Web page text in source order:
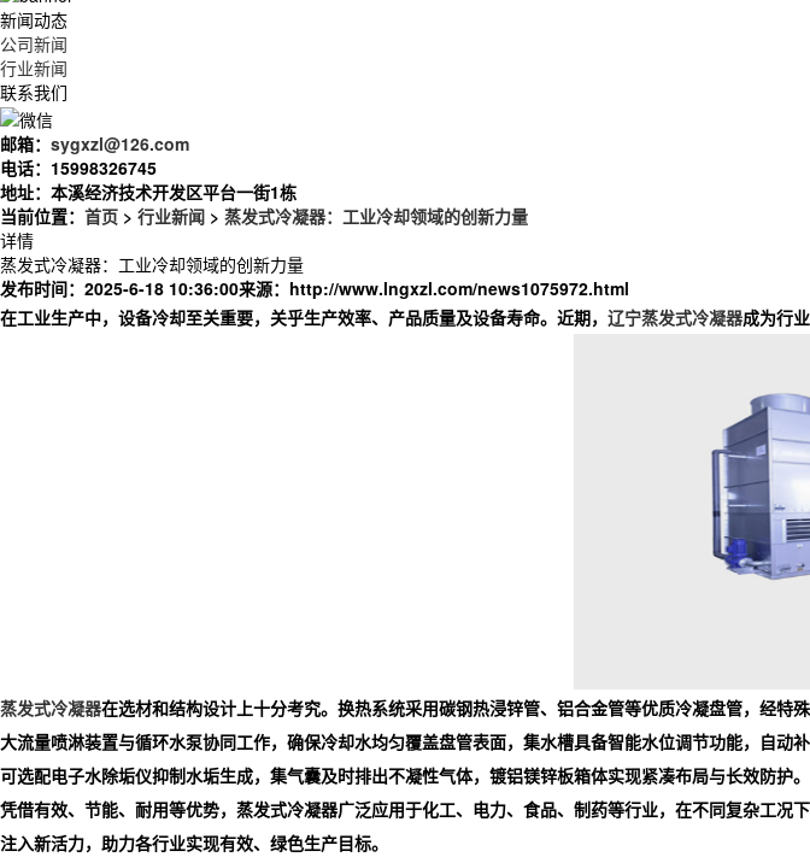
新闻动态
公司新闻
行业新闻
联系我们
邮箱： sygxzl@126.com
电话： 15998326745
地址： 本溪经济技术开发区平台一街1栋
当前位置： 首页 > 行业新闻 > 蒸发式冷凝器：工业冷却领域的创新力量
详情
蒸发式冷凝器：工业冷却领域的创新力量
发布时间：2025-6-18 10:36:00来源： http://www.lngxzl.com/news1075972.html
在工业生产中，设备冷却至关重要，关乎生产效率、产品质量及设备寿命。近期， 辽宁蒸发式冷凝器成为行
蒸发式冷凝器在选材和结构设计上十分考究。换热系统采用碳钢热浸锌管、铝合金管等优质冷凝盘管，经特
大流量喷淋装置与循环水泵协同工作，确保冷却水均匀覆盖盘管表面，集水槽具备智能水位调节功能，自动
可选配电子水除垢仪抑制水垢生成，集气囊及时排出不凝性气体，镀铝镁锌板箱体实现紧凑布局与长效防护。
凭借有效、节能、耐用等优势，蒸发式冷凝器广泛应用于化工、电力、食品、制药等行业，在不同复杂工
注入新活力，助力各行业实现有效、绿色生产目标。